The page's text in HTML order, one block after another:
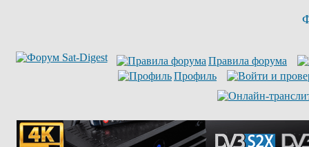
Правила форума
Профиль